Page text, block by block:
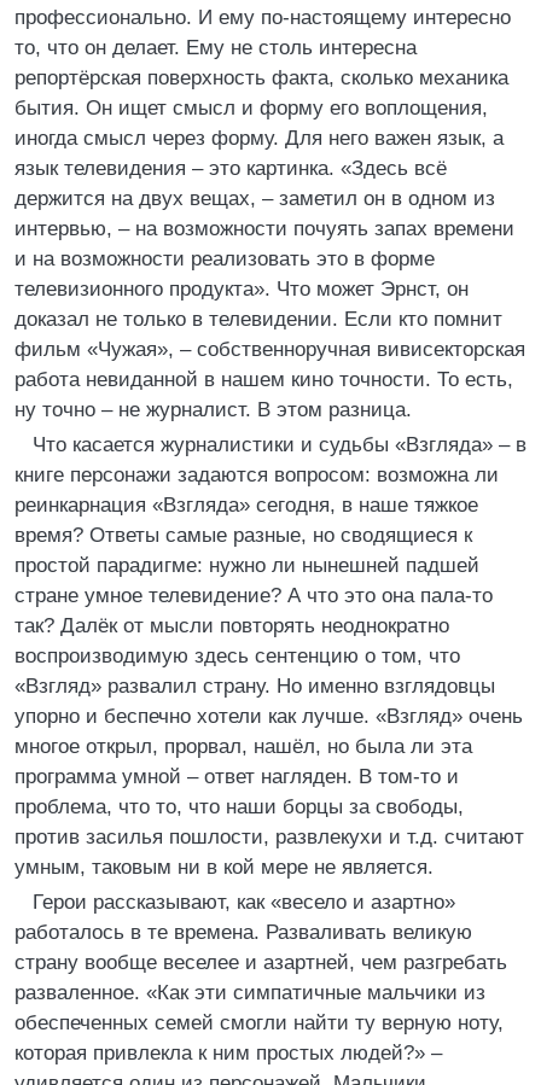
профессионально. И ему по-настоящему интересно
то, что он делает. Ему не столь интересна
репортёрская поверхность факта, сколько механика
бытия. Он ищет смысл и форму его воплощения,
иногда смысл через форму. Для него важен язык, а
язык телевидения – это картинка. «Здесь всё
держится на двух вещах, – заметил он в одном из
интервью, – на возможности почуять запах времени
и на возможности реализовать это в форме
телевизионного продукта». Что может Эрнст, он
доказал не только в телевидении. Если кто помнит
фильм «Чужая», – собственноручная вивисекторская
работа невиданной в нашем кино точности. То есть,
ну точно – не журналист. В этом разница.
Что касается журналистики и судьбы «Взгляда» – в
книге персонажи задаются вопросом: возможна ли
реинкарнация «Взгляда» сегодня, в наше тяжкое
время? Ответы самые разные, но сводящиеся к
простой парадигме: нужно ли нынешней падшей
стране умное телевидение? А что это она пала-то
так? Далёк от мысли повторять неоднократно
воспроизводимую здесь сентенцию о том, что
«Взгляд» развалил страну. Но именно взглядовцы
упорно и беспечно хотели как лучше. «Взгляд» очень
многое открыл, прорвал, нашёл, но была ли эта
программа умной – ответ нагляден. В том-то и
проблема, что то, что наши борцы за свободы,
против засилья пошлости, развлекухи и т.д. считают
умным, таковым ни в кой мере не является.
Герои рассказывают, как «весело и азартно»
работалось в те времена. Разваливать великую
страну вообще веселее и азартней, чем разгребать
разваленное. «Как эти симпатичные мальчики из
обеспеченных семей смогли найти ту верную ноту,
которая привлекла к ним простых людей?» –